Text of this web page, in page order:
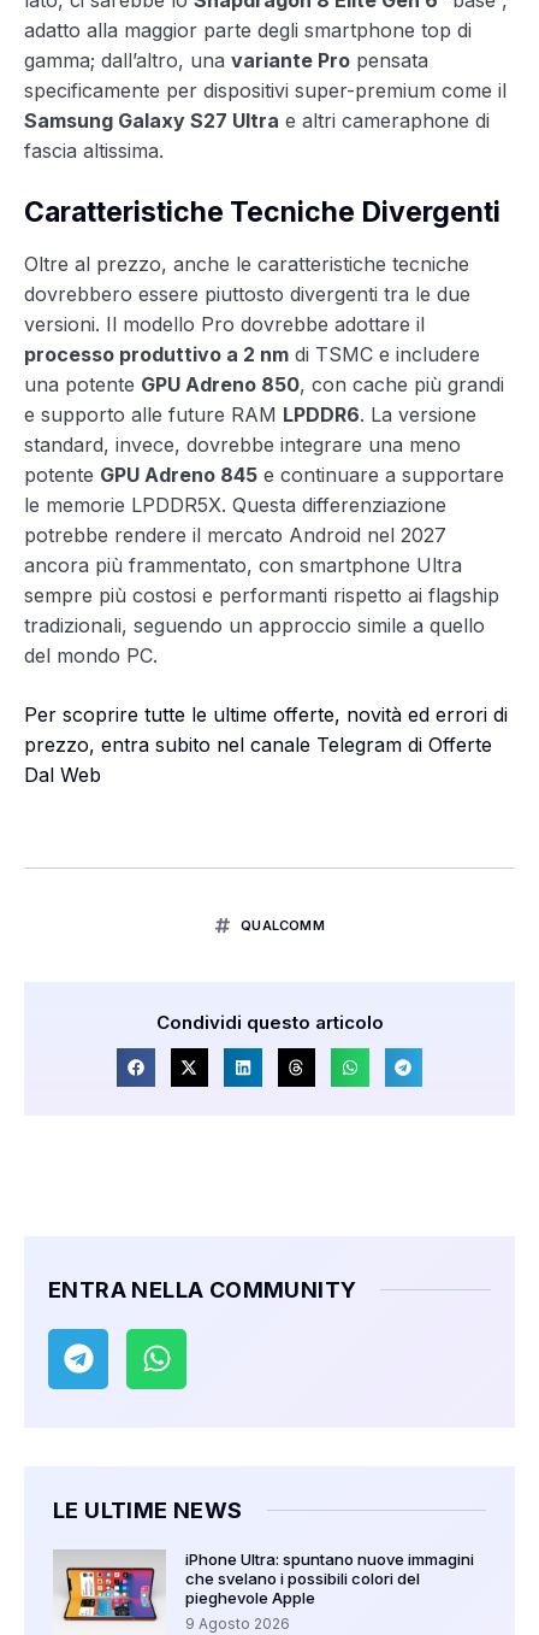
adatto alla maggior parte degli smartphone top di
gamma; dall’altro, una variante Pro pensata
specificamente per dispositivi super-premium come il
Samsung Galaxy S27 Ultra e altri cameraphone di
fascia altissima.
Caratteristiche Tecniche Divergenti
Oltre al prezzo, anche le caratteristiche tecniche
dovrebbero essere piuttosto divergenti tra le due
versioni. Il modello Pro dovrebbe adottare il
processo produttivo a 2 nm di TSMC e includere
una potente GPU Adreno 850, con cache più grandi
e supporto alle future RAM LPDDR6. La versione
standard, invece, dovrebbe integrare una meno
potente GPU Adreno 845 e continuare a supportare
le memorie LPDDR5X. Questa differenziazione
potrebbe rendere il mercato Android nel 2027
ancora più frammentato, con smartphone Ultra
sempre più costosi e performanti rispetto ai flagship
tradizionali, seguendo un approccio simile a quello
del mondo PC.
Per scoprire tutte le ultime offerte, novità ed errori di
prezzo, entra subito nel canale Telegram di Offerte
Dal Web
QUALCOMM
Condividi questo articolo
ENTRA NELLA COMMUNITY
LE ULTIME NEWS
iPhone Ultra: spuntano nuove immagini
che svelano i possibili colori del
pieghevole Apple
9 Agosto 2026